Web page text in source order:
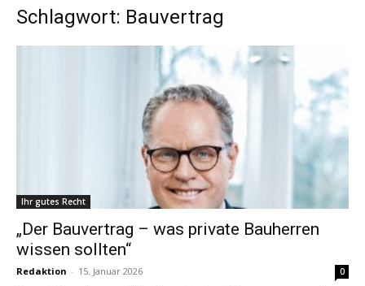
Schlagwort: Bauvertrag
Ihr gutes Recht
„Der Bauvertrag – was private Bauherren
wissen sollten“
Redaktion - 15. Januar 2026 0